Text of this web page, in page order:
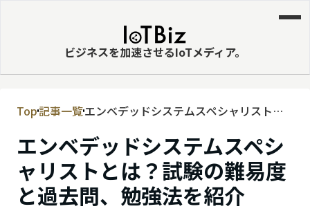
ビジネスを加速させるIoTメディア。
MVNE
エッジ
LPWA
DaaS
Top記事一覧エンベデッドシステムスペシャリストと
介
エンベデッドシステムスペシ
ャリストとは？試験の難易度
と過去問、勉強法を紹介